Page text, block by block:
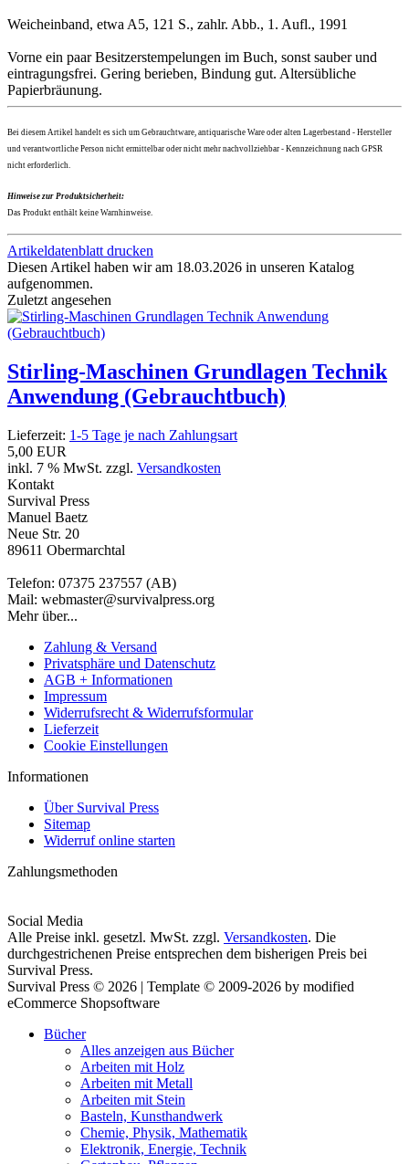
Weicheinband, etwa A5, 121 S., zahlr. Abb., 1. Aufl., 1991
Vorne ein paar Besitzerstempelungen im Buch, sonst sauber und
eintragungsfrei. Gering berieben, Bindung gut. Altersübliche
Papierbräunung.
Bei diesem Artikel handelt es sich um Gebrauchtware, antiquarische Ware oder alten Lagerbestand - Hersteller
und verantwortliche Person nicht ermittelbar oder nicht mehr nachvollziehbar - Kennzeichnung nach GPSR
nicht erforderlich.
Hinweise zur Produktsicherheit:
Das Produkt enthält keine Warnhinweise.
Artikeldatenblatt drucken
Diesen Artikel haben wir am 18.03.2026 in unseren Katalog
aufgenommen.
Zuletzt angesehen
Stirling-Maschinen Grundlagen Technik
Anwendung (Gebrauchtbuch)
Lieferzeit: 1-5 Tage je nach Zahlungsart
5,00 EUR
inkl. 7 % MwSt. zzgl. Versandkosten
Kontakt
Survival Press
Manuel Baetz
Neue Str. 20
89611 Obermarchtal
Telefon: 07375 237557 (AB)
Mail: webmaster@survivalpress.org
Mehr über...
Zahlung & Versand
Privatsphäre und Datenschutz
AGB + Informationen
Impressum
Widerrufsrecht & Widerrufsformular
Lieferzeit
Cookie Einstellungen
Informationen
Über Survival Press
Sitemap
Widerruf online starten
Zahlungsmethoden
Social Media
Alle Preise inkl. gesetzl. MwSt. zzgl. Versandkosten. Die
durchgestrichenen Preise entsprechen dem bisherigen Preis bei
Survival Press.
Survival Press © 2026 | Template © 2009-2026 by modified
eCommerce Shopsoftware
Bücher
Alles anzeigen aus Bücher
Arbeiten mit Holz
Arbeiten mit Metall
Arbeiten mit Stein
Basteln, Kunsthandwerk
Chemie, Physik, Mathematik
Elektronik, Energie, Technik